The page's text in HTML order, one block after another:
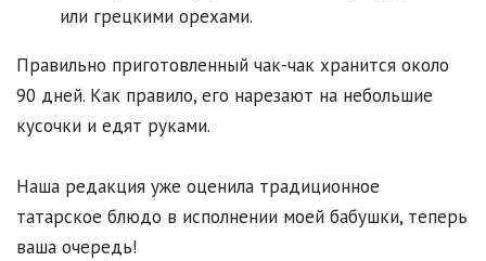
или грецкими орехами.
Правильно приготовленный чак-чак хранится около
90 дней. Как правило, его нарезают на небольшие
кусочки и едят руками.
Наша редакция уже оценила традиционное
татарское блюдо в исполнении моей бабушки, теперь
ваша очередь!